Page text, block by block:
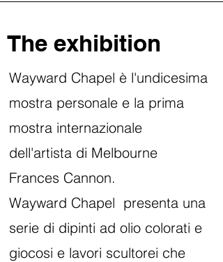
The exhibition
Wayward Chapel è l'undicesima
mostra personale e la prima
mostra internazionale
dell'artista di Melbourne
Frances Cannon.
Wayward Chapel presenta una
serie di dipinti ad olio colorati e
giocosi e lavori scultorei che